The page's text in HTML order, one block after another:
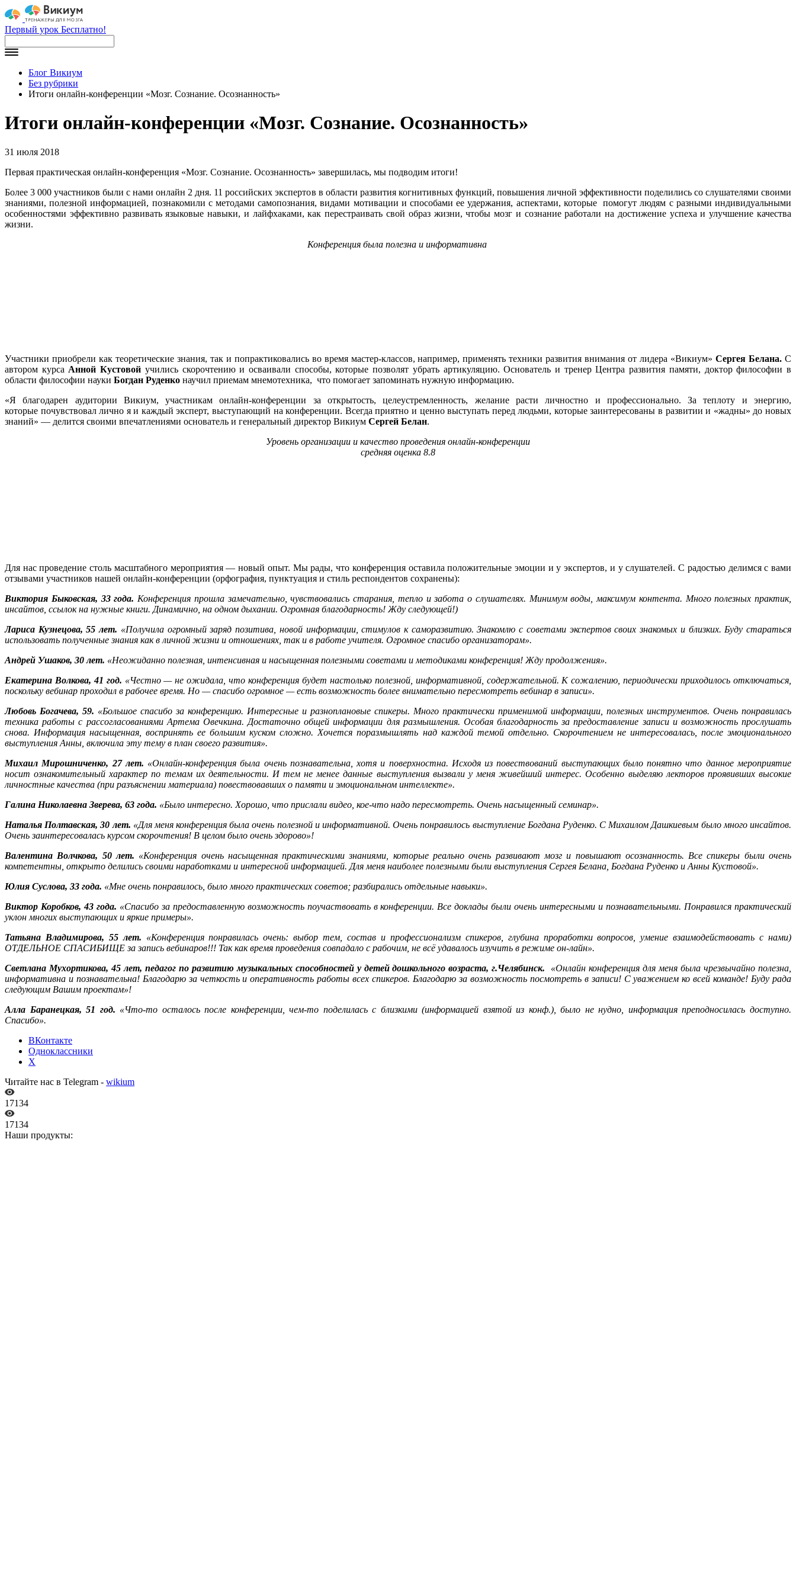
Первый урок Бесплатно!
Блог Викиум
Без рубрики
Итоги онлайн-конференции «Мозг. Сознание. Осознанность»
Итоги онлайн-конференции «Мозг. Сознание. Осознанность»
31 июля 2018
Первая практическая онлайн-конференция «Мозг. Сознание. Осознанность» завершилась, мы подводим итоги!
Более 3 000 участников были с нами онлайн 2 дня. 11 российских экспертов в области развития когнитивных функций, повышения личной эффективности поделились со слушателями своими
знаниями,полезной информацией, познакомили с методами самопознания, видами мотивации и способами ее удержания, аспектами, которые помогут людям с разными индивидуальными
особенностями эффективно развивать языковые навыки, и лайфхаками, как перестраивать свой образ жизни, чтобы мозг и сознание работали на достижение успеха и улучшение качества
жизни.
Конференция была полезна и информативна
Участники приобрели как теоретические знания, так и попрактиковались во время мастер-классов, например, применять техникиразвития внимания от лидера «Викиум»Сергея Белана. С
автором курса Анной Кустовой учились скорочтению и осваивали способы, которые позволят убрать артикуляцию. Основатель и тренер Центра развития памяти, доктор философии в
области философии науки Богдан Руденко научил приемам мнемотехника, что помогает запоминать нужную информацию.
«Я благодарен аудитории Викиум, участникам онлайн-конференции заоткрытость, целеустремленность, желание расти личностно и профессионально. За теплоту и энергию,
которые почувствовал лично я и каждый эксперт, выступающий на конференции. Всегда приятно и ценно выступать перед людьми, которые заинтересованы в развитии и «жадны» до новых
знаний» — делится своими впечатлениями основатель и генеральный директор Викиум Сергей Белан.
Уровень организации и качество проведения онлайн-конференции
средняя оценка 8.8
Для нас проведение столь масштабного мероприятия — новый опыт. Мы рады, что конференция оставила положительные эмоции и у экспертов, и у слушателей. С радостью делимся с вами
отзывами участников нашей онлайн-конференции (орфография, пунктуация и стиль респондентов сохранены):
Виктория Быковская, 33 года. Конференция прошла замечательно, чувствовались старания, тепло и забота о слушателях. Минимум воды, максимум контента. Много полезных практик,
инсайтов, ссылок на нужные книги. Динамично, на одном дыхании. Огромная благодарность! Жду следующей!)
Лариса Кузнецова, 55 лет. «Получила огромный заряд позитива, новой информации, стимулов к саморазвитию. Знакомлю с советами экспертов своих знакомых и близких. Буду стараться
использовать полученные знания как в личной жизни и отношениях, так и в работе учителя. Огромное спасибо организаторам».
Андрей Ушаков, 30 лет. «Неожиданно полезная, интенсивная и насыщенная полезными советами и методиками конференция! Жду продолжения».
Екатерина Волкова, 41 год. «Честно — не ожидала, что конференция будет настолько полезной, информативной, содержательной. К сожалению, периодически приходилось отключаться,
поскольку вебинар проходил в рабочее время. Но — спасибо огромное — есть возможность более внимательно пересмотреть вебинар в записи».
Любовь Богачева, 59. «Большое спасибо за конференцию. Интересные и разноплановые спикеры. Много практически применимой информации, полезных инструментов. Очень понравилась
техника работы с рассогласованиями Артема Овечкина. Достаточно общей информации для размышления. Особая благодарность за предоставление записи и возможность прослушать
снова. Информация насыщенная, воспринять ее большим куском сложно. Хочется поразмышлять над каждой темой отдельно. Скорочтением не интересовалась, после эмоционального
выступления Анны, включила эту тему в план своего развития».
Михаил Мирошниченко, 27 лет. «Онлайн-конференция была очень познавательна, хотя и поверхностна. Исходя из повествований выступающих было понятно что данное мероприятие
носит ознакомительный характер по темам их деятельности. И тем не менее данные выступления вызвали у меня живейший интерес. Особенно выделяю лекторов проявивших высокие
личностные качества (при разъяснении материала) повествовавших о памяти и эмоциональном интеллекте».
Галина Николаевна Зверева, 63 года. «Было интересно. Хорошо, что прислали видео, кое-что надо пересмотреть. Очень насыщенный семинар».
Наталья Полтавская, 30 лет. «Для меня конференция была очень полезной и информативной. Очень понравилось выступление Богдана Руденко. С Михаилом Дашкиевым было много инсайтов.
Очень заинтересовалась курсом скорочтения! В целом было очень здорово»!
Валентина Волчкова, 50 лет. «Конференция очень насыщенная практическими знаниями, которые реально очень развивают мозг и повышают осознанность. Все спикеры были очень
компетентны, открыто делились своими наработками и интересной информацией. Для меня наиболее полезными были выступления Сергея Белана, Богдана Руденко и Анны Кустовой».
Юлия Суслова, 33 года. «Мне очень понравилось, было много практических советов; разбирались отдельные навыки».
Виктор Коробков, 43 года. «Спасибо за предоставленную возможность поучаствовать в конференции. Все доклады были очень интересными и познавательными. Понравился практический
уклон многих выступающих и яркие примеры».
Татьяна Владимирова, 55 лет. «Конференция понравилась очень: выбор тем, состав и профессионализм спикеров, глубина проработки вопросов, умение взаимодействовать с нами)
ОТДЕЛЬНОЕ СПАСИБИЩЕ за запись вебинаров!!! Так как время проведения совпадало с рабочим, не всё удавалось изучить в режиме он-лайн».
Светлана Мухортикова, 45 лет, педагог по развитию музыкальных способностей у детей дошкольного возраста, г.Челябинск.
«Онлайн конференция для меня была чрезвычайно полезна,
информативна и познавательна! Благодарю за четкость и оперативность работы всех спикеров. Благодарю за возможность посмотреть в записи! С уважением ко всей команде! Буду рада
следующим Вашим проектам»!
Алла Баранецкая, 51 год. «Что-то осталось после конференции, чем-то поделилась с близкими (информацией взятой из конф.), было не нудно, информация преподносилась доступно.
Спасибо».
ВКонтакте
Одноклассники
X
Читайте нас в Telegram - wikium
17134
17134
Наши продукты: